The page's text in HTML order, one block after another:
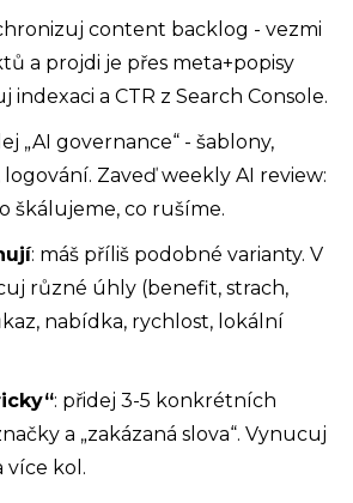
content backlog - vezmi
a projdi je přes meta+popisy
indexaci a CTR z Search Console.
„AI governance“ - šablony,
Zaveď weekly AI review:
škálujeme, co rušíme.
: máš příliš podobné varianty. V
různé úhly (benefit, strach,
nabídka, rychlost, lokální
: přidej 3-5 konkrétních
a „zakázaná slova“. Vynucuj
více kol.